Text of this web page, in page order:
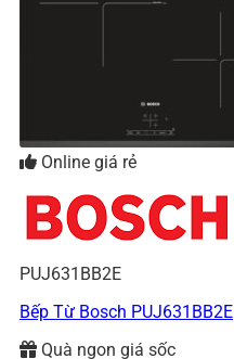
Online giá rẻ
PUJ631BB2E
Bếp Từ Bosch PUJ631BB2E
Quà ngon giá sốc